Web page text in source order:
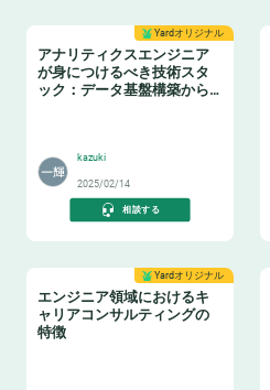
Yardオリジナル
アナリティクスエンジニア
が身につけるべき技術スタ
ック：データ基盤構築からBI
kazuki
2025/02/14
相談する
Yardオリジナル
エンジニア領域におけるキ
ャリアコンサルティングの
特徴